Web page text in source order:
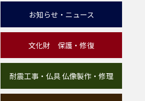
お知らせ・ニュース
文化財 保護・修復
耐震工事・仏具 仏像製作・修理